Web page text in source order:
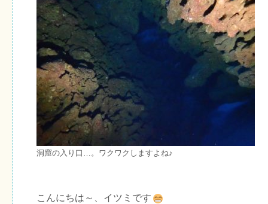
洞窟の入り口…。ワクワクしますよね♪
こんにちは～、イツミです